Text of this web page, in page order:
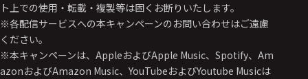
ト上での使用・転載・複製等は固くお断りいたします。
※各配信サービスへの本キャンペーンのお問い合わせはご遠慮
ください。
※本キャンペーンは、AppleおよびApple Music、Spotify、Am
azonおよびAmazon Music、YouTubeおよびYoutube Musicは